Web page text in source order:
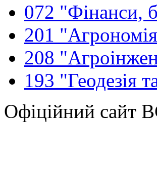
072 "Фінанси,
201
208
193 "Геодезія
Офіційний